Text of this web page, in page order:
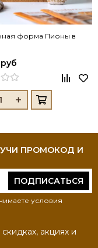
форма Пионы в
ПРОМОКОД И
ПОДПИСАТЬСЯ
условия
акциях и